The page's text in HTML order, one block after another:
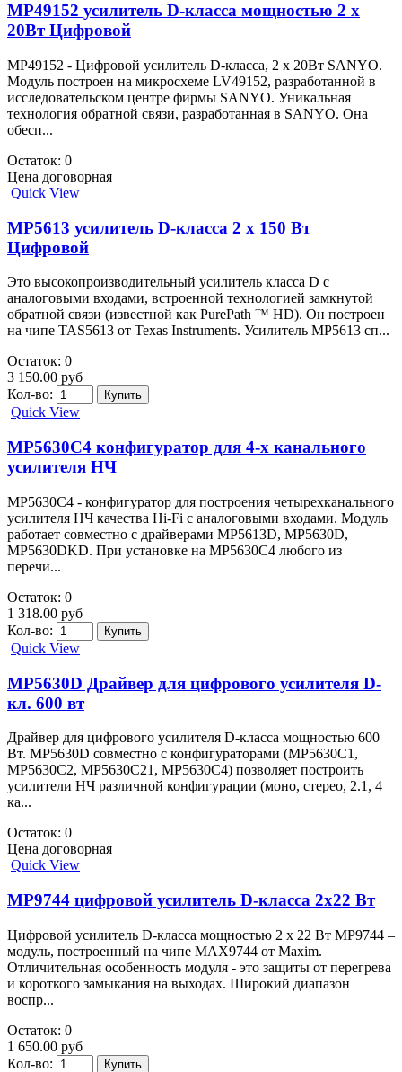
MP49152 усилитель D-класса мощностью 2 x
20Вт Цифровой
MP49152 - Цифровой усилитель D-класса, 2 x 20Вт SANYO.
Модуль построен на микросхеме LV49152, разработанной в
исследовательском центре фирмы SANYO. Уникальная
технология обратной связи, разработанная в SANYO. Она
обесп...
Остаток: 0
Цена договорная
Quick View
MP5613 усилитель D-класса 2 x 150 Вт
Цифровой
Это высокопроизводительный усилитель класса D с
аналоговыми входами, встроенной технологией замкнутой
обратной связи (известной как PurePath ™ HD). Он построен
на чипе TAS5613 от Texas Instruments. Усилитель MP5613 сп...
Остаток: 0
3 150.00 руб
Кол-во:
Quick View
MP5630C4 конфигуратор для 4-х канального
усилителя НЧ
MP5630C4 - конфигуратор для построения четырехканального
усилителя НЧ качества Hi-Fi с аналоговыми входами. Модуль
работает совместно с драйверами MP5613D, MP5630D,
MP5630DKD. При установке на MP5630C4 любого из
перечи...
Остаток: 0
1 318.00 руб
Кол-во:
Quick View
MP5630D Драйвер для цифрового усилителя D-
кл. 600 вт
Драйвер для цифрового усилителя D-класса мощностью 600
Вт. MP5630D совместно с конфигураторами (MP5630C1,
MP5630C2, MP5630C21, MP5630C4) позволяет построить
усилители НЧ различной конфигурации (моно, стерео, 2.1, 4
ка...
Остаток: 0
Цена договорная
Quick View
MP9744 цифровой усилитель D-класса 2х22 Вт
Цифровой усилитель D-класса мощностью 2 х 22 Вт MP9744 –
модуль, построенный на чипе MAX9744 от Maxim.
Отличительная особенность модуля - это защиты от перегрева
и короткого замыкания на выходах. Широкий диапазон
воспр...
Остаток: 0
1 650.00 руб
Кол-во: